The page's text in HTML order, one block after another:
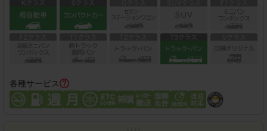
各種サービス